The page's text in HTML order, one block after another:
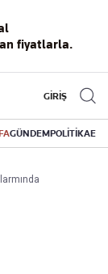
gazeteleri
indirme
canlı soru
cevap
GİRİŞ
GÜNDEMPOLİTİKA